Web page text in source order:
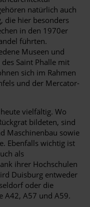
natürlich auch
die hier besonders
in den 1970er
führten.
Museen und
Saint Phalle mit
sich im Rahmen
und der Mercator-
vielfältig. Wo
bildeten, sind
Maschinenbau sowie
Ebenfalls wichtig ist
als
ihrer Hochschulen
Duisburg entweder
oder die
A42, A57 und A59.